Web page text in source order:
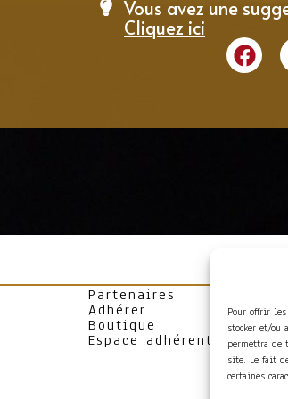
Pour offrir
stocker et/ou
permettra de
site. Le fait
certaines
Vous avez une
Cliquez ici
Partenaires
Adhérer
Boutique
Espace adhérent